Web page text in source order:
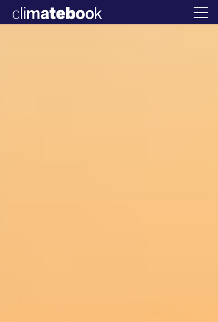
22 ΙΑΝ 2026 2025 Η άβολη αλήθεια για